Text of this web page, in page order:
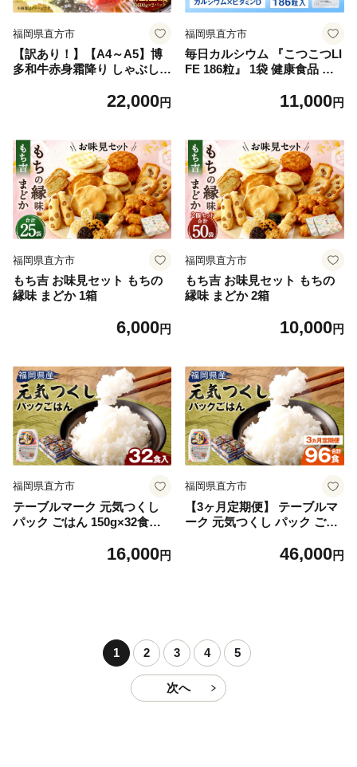
福岡県直方市
【訳あり！】【A4～A5】博
多和牛赤身霜降り しゃぶしゃ
計1.2kg（600g×2P）牛肉 黒
22,000円
福岡県直方市
毎日カルシウム 『こつこつLI
FE 186粒』 1袋 健康食品 サ
11,000円
福岡県直方市
もち吉 お味見セット もちの
縁味 まどか 1箱
6,000円
福岡県直方市
もち吉 お味見セット もちの
縁味 まどか 2箱
10,000円
福岡県直方市
テーブルマーク 元気つくし
パック ごはん 150g×32食入
16,000円
福岡県直方市
【3ヶ月定期便】 テーブルマ
ーク 元気つくし パック ごは
46,000円
1 2 3 4 5
次へ